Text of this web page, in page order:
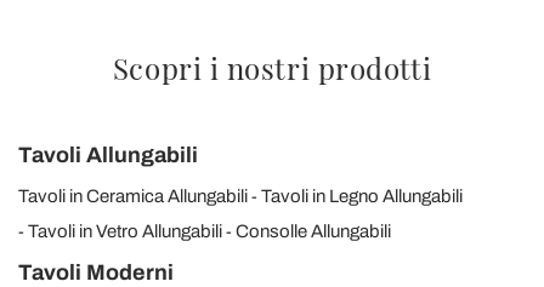
Scopri i nostri prodotti
Tavoli Allungabili
Tavoli in Ceramica Allungabili
Tavoli in Legno Allungabili
Tavoli in Vetro Allungabili
Consolle Allungabili
Tavoli Moderni